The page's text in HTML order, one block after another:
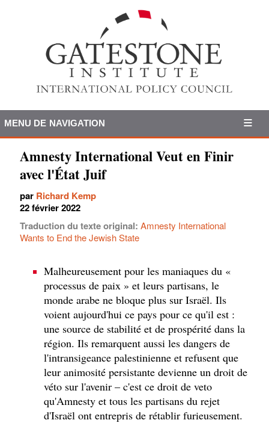
MENU DE NAVIGATION
Amnesty International Veut en Finir
avec l'État Juif
par Richard Kemp
22 février 2022
Traduction du texte original: Amnesty International
Wants to End the Jewish State
Malheureusement pour les maniaques du «
processus de paix » et leurs partisans, le
monde arabe ne bloque plus sur Israël. Ils
voient aujourd'hui ce pays pour ce qu'il est :
une source de stabilité et de prospérité dans la
région. Ils remarquent aussi les dangers de
l'intransigeance palestinienne et refusent que
leur animosité persistante devienne un droit de
véto sur l'avenir – c'est ce droit de veto
qu'Amnesty et tous les partisans du rejet
d'Israël ont entrepris de rétablir furieusement.